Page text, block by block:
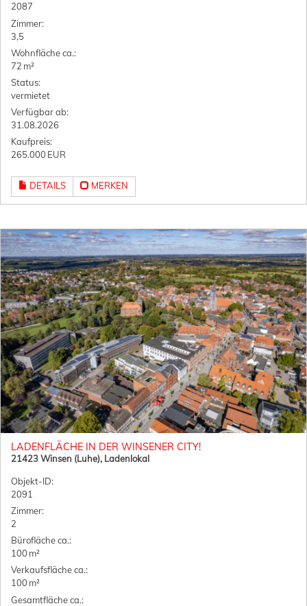
2087
Zimmer:
3,5
Wohnfläche ca.:
72 m²
Status:
vermietet
Verfügbar ab:
31.08.2026
Kaufpreis:
265.000 EUR
DETAILS MERKEN
LADENFLÄCHE IN DER WINSENER CITY!
21423 Winsen (Luhe), Ladenlokal
Objekt-ID:
2091
Zimmer:
2
Bürofläche ca.:
100 m²
Verkaufsfläche ca.:
100 m²
Gesamtfläche ca.: